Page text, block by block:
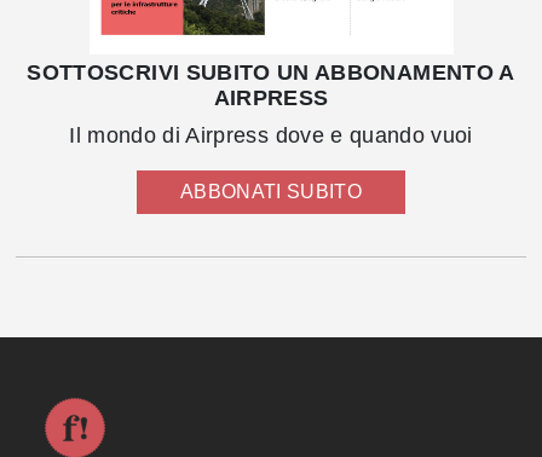
SOTTOSCRIVI SUBITO UN ABBONAMENTO A
AIRPRESS
Il mondo di Airpress dove e quando vuoi
ABBONATI SUBITO